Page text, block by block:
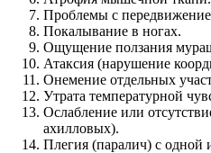
Проблемы с
Покалывание в ногах.
Ощущение ползания
Атаксия (нарушение
Онемение отдельных
Утрата температурной
Ослабление или
ахилловых).
Плегия (паралич) с одной